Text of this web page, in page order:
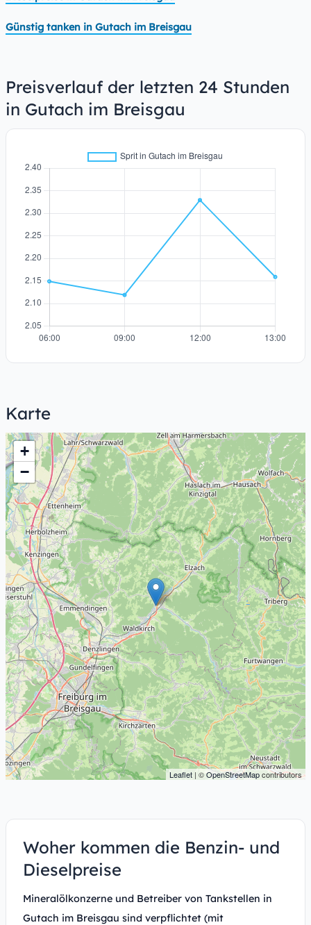
Günstig tanken in Gutach im Breisgau
Preisverlauf der letzten 24 Stunden
in Gutach im Breisgau
Karte
+
−
Leaflet | ©OpenStreetMapcontributors
Woher kommen die Benzin- und
Dieselpreise
Mineralölkonzerne und Betreiber von Tankstellen in
Gutach im Breisgau sind verpflichtet (mit